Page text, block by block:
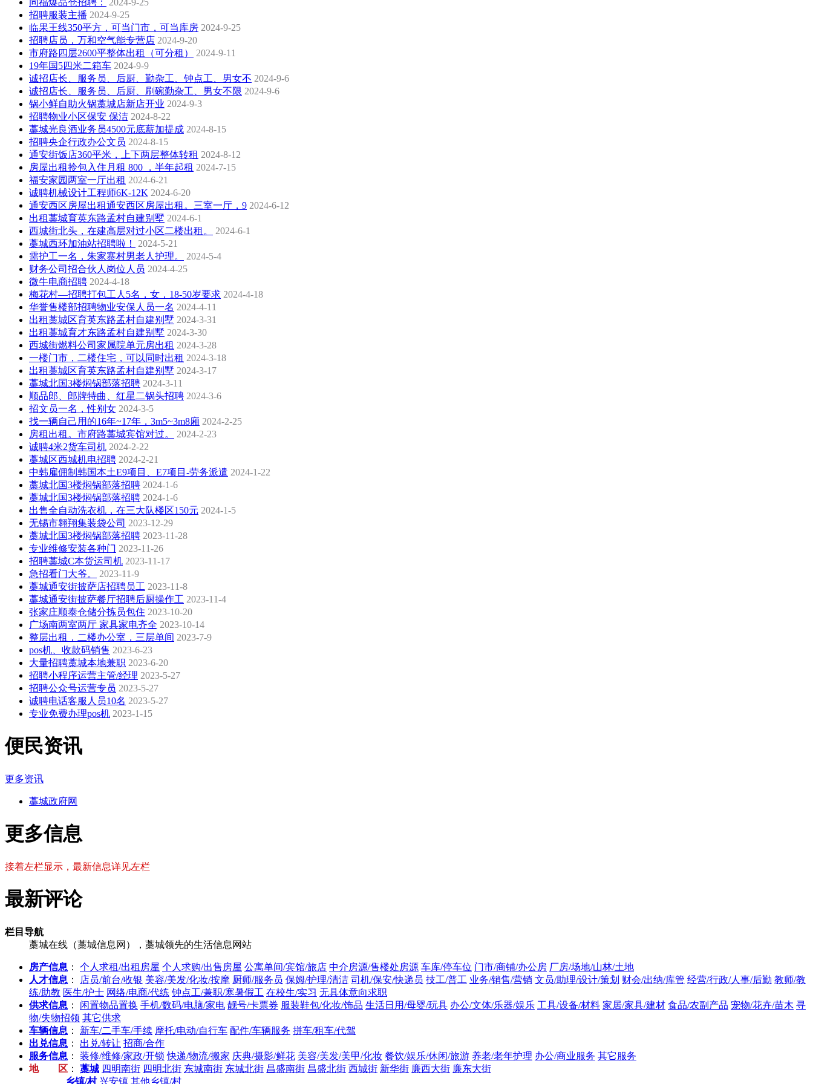
招聘服装主播 2024-9-25
临果王线350平方，可当门市，可当库房 2024-9-25
招聘店员，万和空气能专营店 2024-9-20
市府路四层2600平整体出租（可分租）
2024-9-11
19年国5四米二箱车 2024-9-9
诚招店长、服务员、后厨、勤杂工、钟点工、男女不 2024-9-6
诚招店长、服务员、后厨、刷碗勤杂工、男女不限 2024-9-6
锅小鲜自助火锅藁城店新店开业 2024-9-3
招聘物业小区保安 保洁 2024-8-22
藁城光良酒业务员4500元底薪加提成 2024-8-15
招聘央企行政办公文员 2024-8-15
通安街饭店360平米，上下两层整体转租 2024-8-12
房屋出租拎包入住月租 800 ，半年起租 2024-7-15
福安家园两室一厅出租 2024-6-21
诚聘机械设计工程师6K-12K 2024-6-20
通安西区房屋出租通安西区房屋出租。三室一厅，9 2024-6-12
出租藁城育英东路孟村自建别墅 2024-6-1
西城街北头，在建高层对过小区二楼出租。
2024-6-1
藁城西环加油站招聘啦！
2024-5-21
需护工一名，朱家寨村男老人护理。
2024-5-4
财务公司招合伙人岗位人员 2024-4-25
微牛电商招聘 2024-4-18
梅花村—招聘打包工人5名，女，18-50岁要求 2024-4-18
华誉售楼部招聘物业安保人员一名 2024-4-11
出租藁城区育英东路孟村自建别墅 2024-3-31
出租藁城育才东路孟村自建别墅 2024-3-30
西城街燃料公司家属院单元房出租 2024-3-28
一楼门市，二楼住宅，可以同时出租 2024-3-18
出租藁城区育英东路孟村自建别墅 2024-3-17
藁城北国3楼焖锅部落招聘 2024-3-11
顺品郎、郎牌特曲、红星二锅头招聘 2024-3-6
招文员一名，性别女 2024-3-5
找一辆自己用的16年~17年，3m5~3m8廂 2024-2-25
房租出租。市府路藁城宾馆对过。
2024-2-23
诚聘4米2货车司机 2024-2-22
藁城区西城机电招聘 2024-2-21
中韩雇佣制韩国本土E9项目、E7项目-劳务派遣 2024-1-22
藁城北国3楼焖锅部落招聘 2024-1-6
藁城北国3楼焖锅部落招聘 2024-1-6
出售全自动洗衣机，在三大队楼区150元 2024-1-5
无锡市翱翔集装袋公司 2023-12-29
藁城北国3楼焖锅部落招聘 2023-11-28
专业维修安装各种门 2023-11-26
招聘藁城C本货运司机 2023-11-17
急招看门大爷。
2023-11-9
藁城通安街披萨店招聘员工 2023-11-8
藁城通安街披萨餐厅招聘后厨操作工 2023-11-4
张家庄顺泰仓储分拣员包住 2023-10-20
广场南两室两厅 家具家电齐全 2023-10-14
整层出租，二楼办公室，三层单间 2023-7-9
pos机、收款码销售 2023-6-23
大量招聘藁城本地兼职 2023-6-20
招聘小程序运营主管/经理 2023-5-27
招聘公众号运营专员 2023-5-27
诚聘电话客服人员10名 2023-5-27
专业免费办理pos机 2023-1-15
便民资讯
更多资讯
藁城政府网
更多信息
接着左栏显示，最新信息详见左栏
最新评论
栏目导航
藁城在线（藁城信息网），藁城领先的生活信息网站
房产信息 ： 个人求租/出租房屋 个人求购/出售房屋 公寓单间/宾馆/旅店 中介房源/售楼处房源 车库/停车位 门市/商铺/办公房 厂房/场地/山林/土地
人才信息 ： 店员/前台/收银 美容/美发/化妆/按摩 厨师/服务员 保姆/护理/清洁 司机/保安/快递员 技工/普工 业务/销售/营销 文员/助理/设计/策划 财会/出纳/库管 经营/行政/人事/后勤 教师/教
练/助教 医生/护士 网络/电商/代练 钟点工/兼职/寒暑假工 在校生/实习 无具体意向求职
供求信息 ： 闲置物品置换 手机/数码/电脑/家电 靓号/卡票券 服装鞋包/化妆/饰品 生活日用/母婴/玩具 办公/文体/乐器/娱乐 工具/设备/材料 家居/家具/建材 食品/农副产品 宠物/花卉/苗木 寻
物/失物招领 其它供求
车辆信息 ： 新车/二手车/手续 摩托/电动/自行车 配件/车辆服务 拼车/租车/代驾
出兑信息 ： 出兑/转让 招商/合作
服务信息 ： 装修/维修/家政/开锁 快递/物流/搬家 庆典/摄影/鲜花 美容/美发/美甲/化妆 餐饮/娱乐/休闲/旅游 养老/老年护理 办公/商业服务 其它服务
地 区 ： 藁城 四明南街 四明北街 东城南街 东城北街 昌盛南街 昌盛北街 西城街 新华街 廉西大街 廉东大街
乡镇/村 兴安镇 其他乡镇/村